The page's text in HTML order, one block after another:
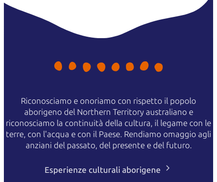
Riconosciamo e onoriamo con rispetto il popolo
aborigeno del Northern Territory australiano e
riconosciamo la continuità della cultura, il legame con le
terre, con l'acqua e con il Paese. Rendiamo omaggio agli
anziani del passato, del presente e del futuro.
Esperienze culturali aborigene